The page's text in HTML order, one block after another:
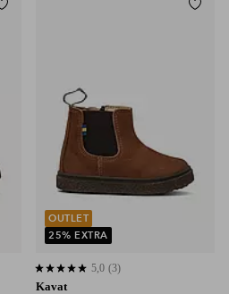
Legg til favoritter
Kavat
5,0 basert på 3 karaktergivninger
5,0 (3)
OUTLET
25% EXTRA